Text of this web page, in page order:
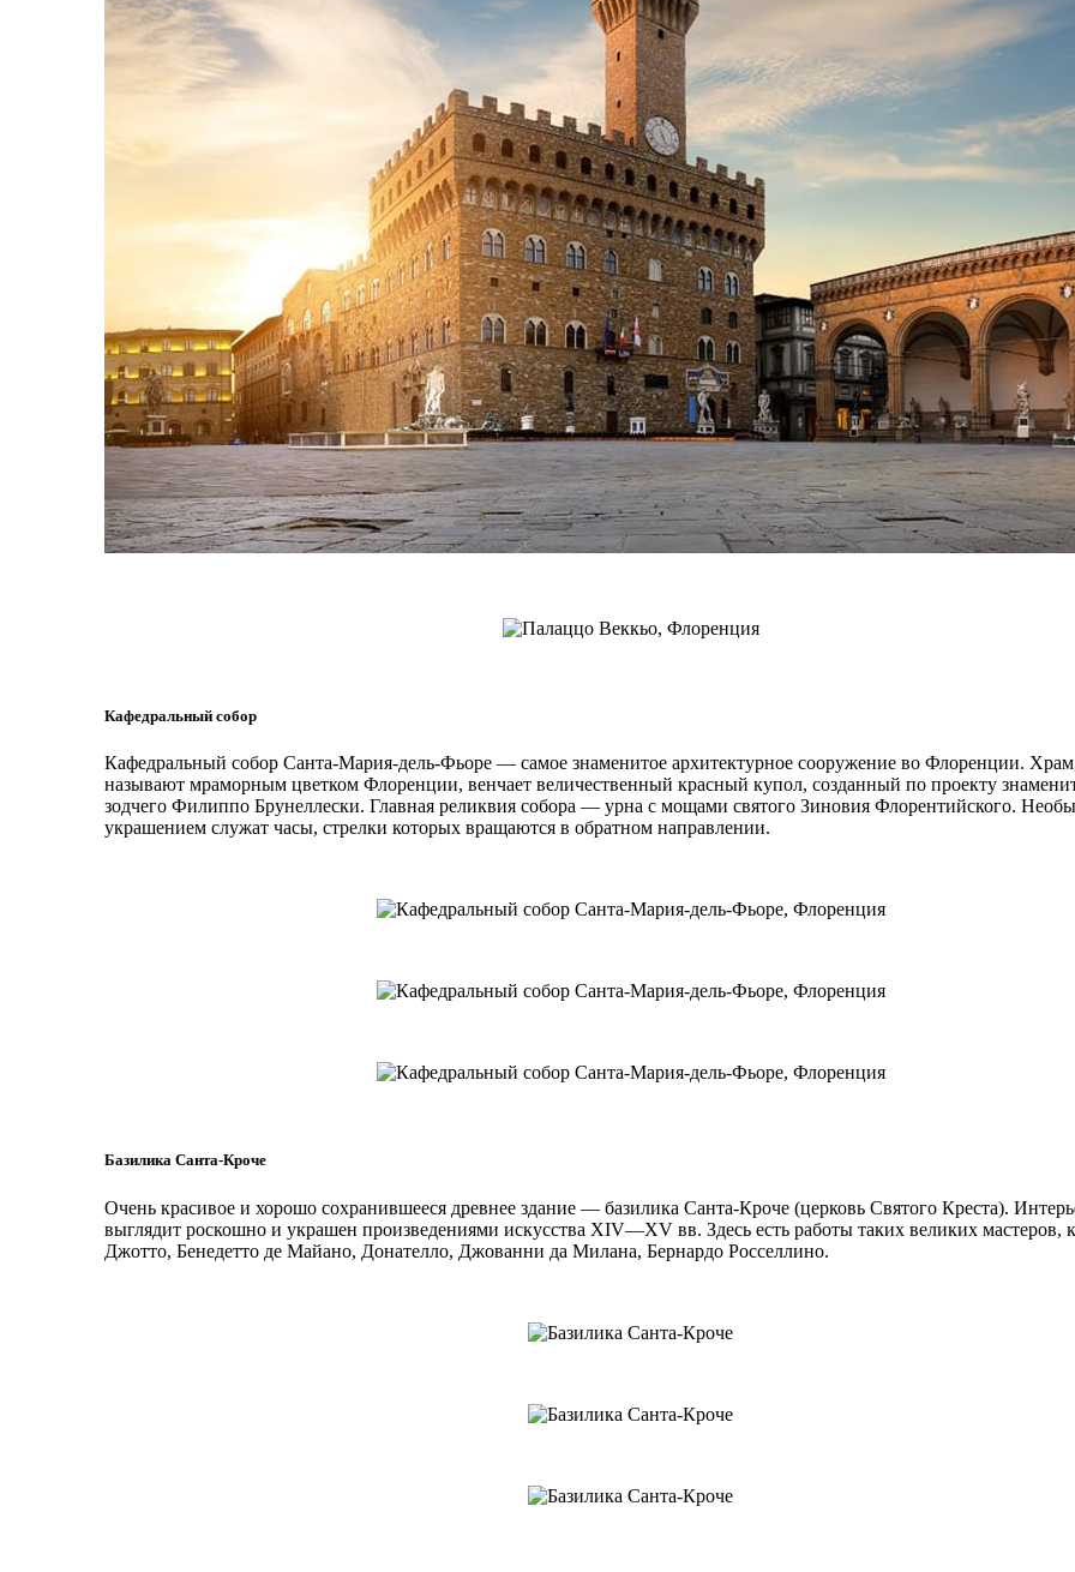
Кафедральный собор
Кафедральный собор Санта-Мария-дель-Фьоре — самое знаменитое архитектурное сооружение во Флоренции.
называют мраморным цветком Флоренции, венчает величественный красный купол, созданный по проекту
зодчего Филиппо Брунеллески. Главная реликвия собора — урна с мощами святого Зиновия Флорентийского.
украшением служат часы, стрелки которых вращаются в обратном направлении.
Базилика Санта-Кроче
Очень красивое и хорошо сохранившееся древнее здание — базилика Санта-Кроче (церковь Святого Креста).
выглядит роскошно и украшен произведениями искусства XIV—XV вв. Здесь есть работы таких великих мастеров,
Джотто, Бенедетто де Майано, Донателло, Джованни да Милана, Бернардо Росселлино.